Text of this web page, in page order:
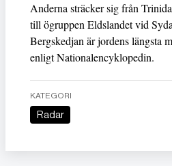
Anderna sträcker sig från
till ögruppen Eldslandet vid
Bergskedjan är jordens längsta
enligt Nationalencyklopedin.
KATEGORI
Radar